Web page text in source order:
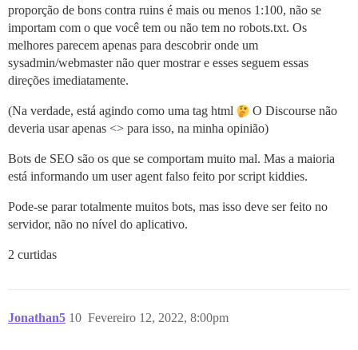
proporção de bons contra ruins é mais ou menos 1:100, não se
importam com o que você tem ou não tem no robots.txt. Os
melhores parecem apenas para descobrir onde um
sysadmin/webmaster não quer mostrar e esses seguem essas
direções imediatamente.
(Na verdade, está agindo como uma tag html
O Discourse não
deveria usar apenas <> para isso, na minha opinião)
Bots de SEO são os que se comportam muito mal. Mas a maioria
está informando um user agent falso feito por script kiddies.
Pode-se parar totalmente muitos bots, mas isso deve ser feito no
servidor, não no nível do aplicativo.
2 curtidas
Jonathan5 Fevereiro 12, 2022, 8:00pm
10